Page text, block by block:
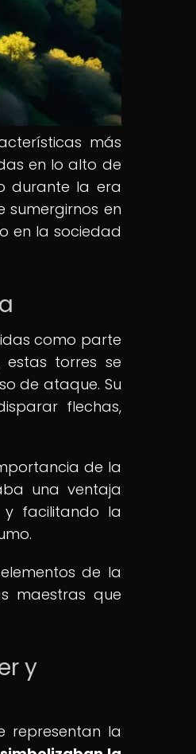
más
en lo alto de
durante la era
sumergirnos en
en la sociedad
como parte
estas torres se
de ataque. Su
flechas,
de la
una ventaja
y facilitando la
de la
maestras que
y
representan la